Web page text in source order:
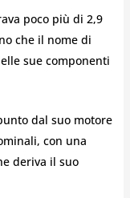
poco più di 2,9
che il nome di
sue componenti
dal suo motore
con una
deriva il suo